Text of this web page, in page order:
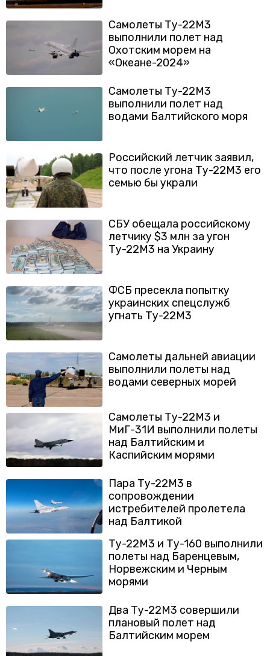
Самолеты Ту-22М3
выполнили полет над
Охотским морем на
«Океане-2024»
Самолеты Ту-22М3
выполнили полет над
водами Балтийского моря
Российский летчик заявил,
что после угона Ту-22М3 его
семью бы украли
СБУ обещала российскому
летчику $3 млн за угон
Ту-22М3 на Украину
ФСБ пресекла попытку
украинских спецслужб
угнать Ту-22М3
Самолеты дальней авиации
выполнили полеты над
водами северных морей
Самолеты Ту-22М3 и
МиГ-31И выполнили полеты
над Балтийским и
Каспийским морями
Пара Ту-22М3 в
сопровождении
истребителей пролетела
над Балтикой
Ту-22М3 и Ту-160 выполнили
полеты над Баренцевым,
Норвежским и Черным
морями
Два Ту-22М3 совершили
плановый полет над
Балтийским морем